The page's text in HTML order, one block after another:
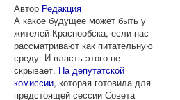
Автор Редакция
А какое будущее может быть у
жителей Краснообска, если нас
рассматривают как питательную
среду. И власть этого не
скрывает. На депутатской
комиссии, которая готовила для
предстоящей сессии Совета